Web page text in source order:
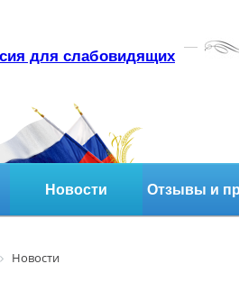
для слабовидящих
Новости Отзывы и
Новости